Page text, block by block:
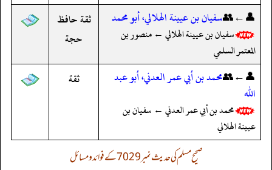
👤←👥سفيان بن عيينة الهلالي، أبو محمد
سفيان بن عيينة الهلالي ← منصور بن
المعتمر السلمي
ثقة حافظ
حجة
👤←👥محمد بن أبي عمر العدني، أبو عبد
الله
محمد بن أبي عمر العدني ← سفيان بن
عيينة الهلالي
ثقة
صحیح مسلم کی حدیث نمبر 7029 کے فوائد و مسائل